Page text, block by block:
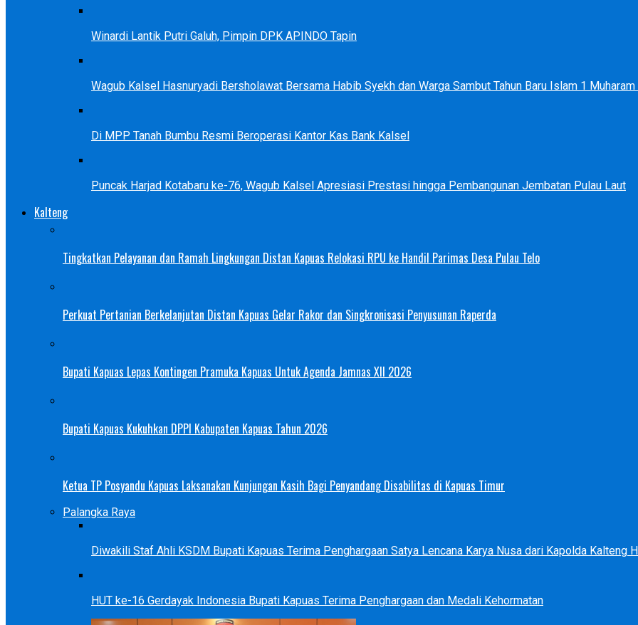
Winardi Lantik Putri Galuh, Pimpin DPK APINDO Tapin
Wagub Kalsel Hasnuryadi Bersholawat Bersama Habib Syekh dan Warga Sambut Tahun Baru Islam 1 Muharam
Di MPP Tanah Bumbu Resmi Beroperasi Kantor Kas Bank Kalsel
Puncak Harjad Kotabaru ke-76, Wagub Kalsel Apresiasi Prestasi hingga Pembangunan Jembatan Pulau Laut
Kalteng
Tingkatkan Pelayanan dan Ramah Lingkungan Distan Kapuas Relokasi RPU ke Handil Parimas Desa Pulau Telo
Perkuat Pertanian Berkelanjutan Distan Kapuas Gelar Rakor dan Singkronisasi Penyusunan Raperda
Bupati Kapuas Lepas Kontingen Pramuka Kapuas Untuk Agenda Jamnas XII 2026
Bupati Kapuas Kukuhkan DPPI Kabupaten Kapuas Tahun 2026
Ketua TP Posyandu Kapuas Laksanakan Kunjungan Kasih Bagi Penyandang Disabilitas di Kapuas Timur
Palangka Raya
Diwakili Staf Ahli KSDM Bupati Kapuas Terima Penghargaan Satya Lencana Karya Nusa dari Kapolda Kalteng
HUT ke-16 Gerdayak Indonesia Bupati Kapuas Terima Penghargaan dan Medali Kehormatan